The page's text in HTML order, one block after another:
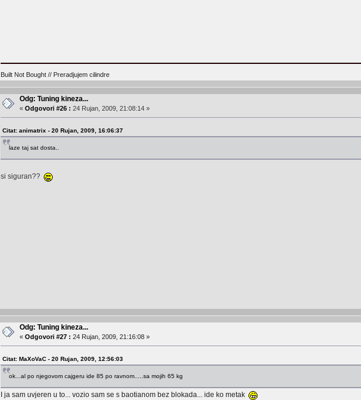
Built Not Bought // Preradjujem cilindre
Odg: Tuning kineza...
«Odgovori #26 : 24 Rujan, 2009, 21:08:14 »
Citat: animatrix - 20 Rujan, 2009, 16:06:37
laze taj sat dosta..
si siguran??
Odg: Tuning kineza...
«Odgovori #27 : 24 Rujan, 2009, 21:16:08 »
Citat: MaXoVaC - 20 Rujan, 2009, 12:56:03
ok...al po njegovom cajgeru ide 85 po ravnom.....sa mojih 65 kg
I ja sam uvjeren u to... vozio sam se s baotianom bez blokada... ide ko metak